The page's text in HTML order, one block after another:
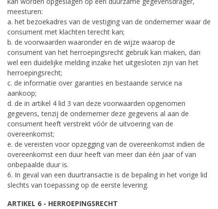
meesturen:
a. het bezoekadres van de vestiging van de ondernemer waar de
consument met klachten terecht kan;
b. de voorwaarden waaronder en de wijze waarop de
consument van het herroepingsrecht gebruik kan maken, dan
wel een duidelijke melding inzake het uitgesloten zijn van het
herroepingsrecht;
c. de informatie over garanties en bestaande service na
aankoop;
d. de in artikel 4 lid 3 van deze voorwaarden opgenomen
gegevens, tenzij de ondernemer deze gegevens al aan de
consument heeft verstrekt vóór de uitvoering van de
overeenkomst;
e. de vereisten voor opzegging van de overeenkomst indien de
overeenkomst een duur heeft van meer dan één jaar of van
onbepaalde duur is.
6. In geval van een duurtransactie is de bepaling in het vorige lid
slechts van toepassing op de eerste levering.
ARTIKEL 6 - HERROEPINGSRECHT